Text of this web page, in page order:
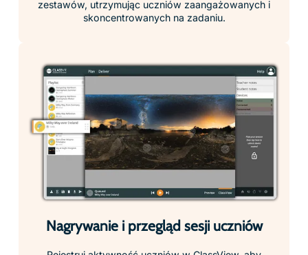
Natychmiastowe wysyłanie treści do
Natychmiastowa dystrybucja treści – wybierz zasoby i
prześlij je do zestawów w kilka sekund, aby lekcje